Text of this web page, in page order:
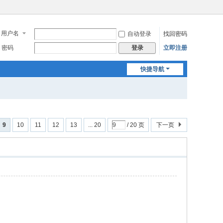
用户名 自动登录
找回密码
密码
登录 立即注册
快捷导航
9 10 11 12 13 ... 20 / 20 页 下一页